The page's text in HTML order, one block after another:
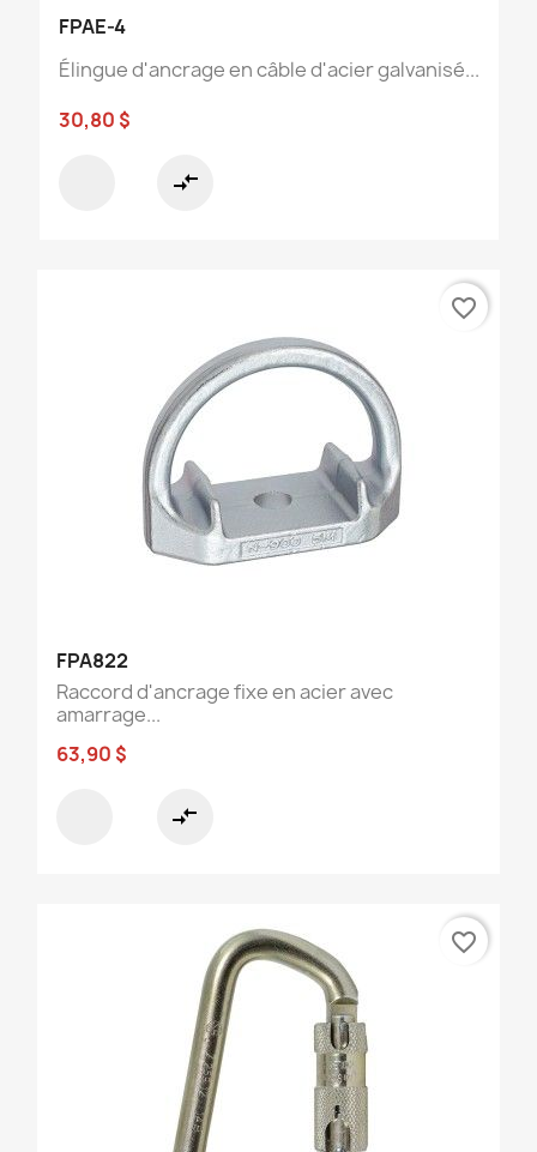
FPAE-4
Élingue d'ancrage en câble d'acier galvanisé...
30,80 $
compare_arrows
FPA822
Raccord d'ancrage fixe en acier avec
amarrage...
63,90 $
compare_arrows
favorite_border
favorite_border